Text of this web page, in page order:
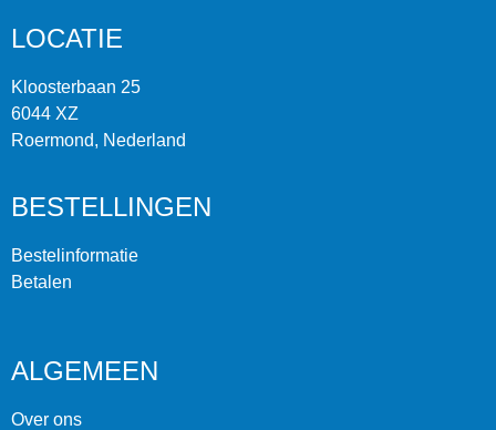
LOCATIE
Kloosterbaan 25
6044 XZ
Roermond, Nederland
BESTELLINGEN
Bestelinformatie
Betalen
ALGEMEEN
Over ons